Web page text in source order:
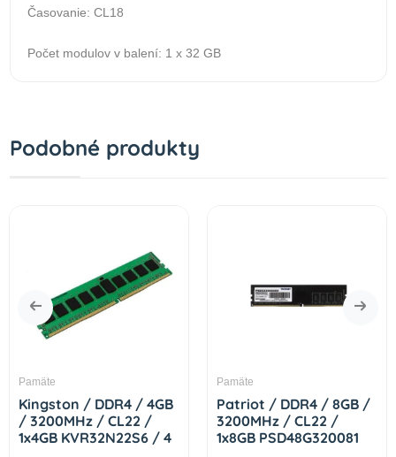
Časovanie: CL18
Počet modulov v balení: 1 x 32 GB
Podobné produkty
Pamäte
Kingston / DDR4 / 4GB
/ 3200MHz / CL22 /
1x4GB KVR32N22S6 / 4
Pamäte
Patriot / DDR4 / 8GB /
3200MHz / CL22 /
1x8GB PSD48G320081